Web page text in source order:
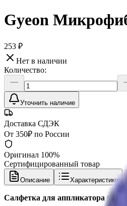
Gyeon
253 ₽
Нет в наличии
Количество:
Уточнить наличие
Доставка СДЭК
От 350₽ по России
Оригинал 100%
Сертифицированный товар
Описание Характеристики
Салфетка для аппликатора Q²M